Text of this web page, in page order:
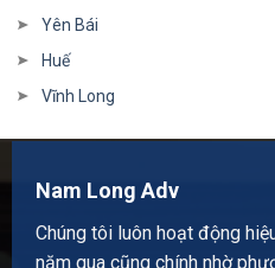
Yên Bái
Huế
Vĩnh Long
Nam Long Adv
Chúng tôi luôn hoạt động
năm qua cũng chính nhờ